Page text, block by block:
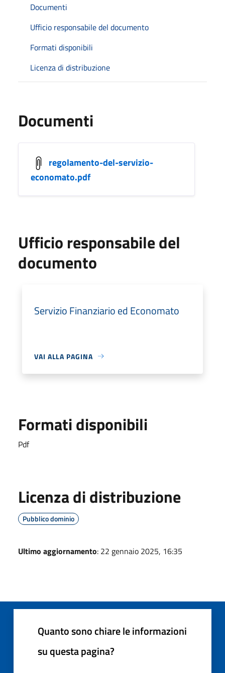
Documenti
Ufficio responsabile del documento
Formati disponibili
Licenza di distribuzione
Documenti
regolamento-del-servizio-
economato.pdf
Ufficio responsabile del
documento
Servizio Finanziario ed Economato
VAI ALLA PAGINA
Formati disponibili
Pdf
Licenza di distribuzione
Pubblico dominio
Ultimo aggiornamento: 22 gennaio 2025, 16:35
Quanto sono chiare le informazioni
su questa pagina?